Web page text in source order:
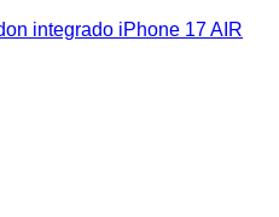
integrado iPhone 17 AIR